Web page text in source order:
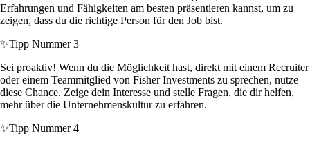
Erfahrungen und Fähigkeiten am besten präsentieren kannst, um zu
zeigen, dass du die richtige Person für den Job bist.
✨Tipp Nummer 3
Sei proaktiv! Wenn du die Möglichkeit hast, direkt mit einem Recruiter
oder einem Teammitglied von Fisher Investments zu sprechen, nutze
diese Chance. Zeige dein Interesse und stelle Fragen, die dir helfen,
mehr über die Unternehmenskultur zu erfahren.
✨Tipp Nummer 4